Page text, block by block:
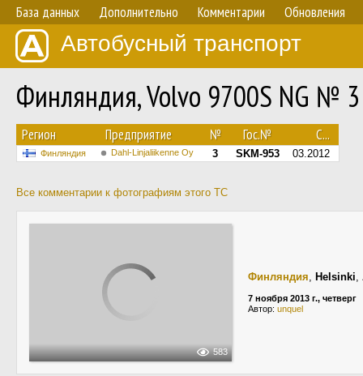
База данных Дополнительно Комментарии Обновления
Автобусный транспорт
Финляндия, Volvo 9700S NG № 3
Регион Предприятие № Гос.№ С...
Финляндия Dahl-Linjaliikenne Oy 3 SKM-953 03.2012
Все комментарии к фотографиям этого ТС
583
Финляндия, Helsinki,
7 ноября 2013 г., четверг
Автор: unquel